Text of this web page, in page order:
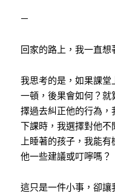
—
回家的路上，我一直想
我思考的是，如果課
一頓，後果會如何？
擇過去糾正他的行為
下課時，我選擇對他
上睡著的孩子，我能
他一些建議或叮嚀嗎？
這只是一件小事，卻讓